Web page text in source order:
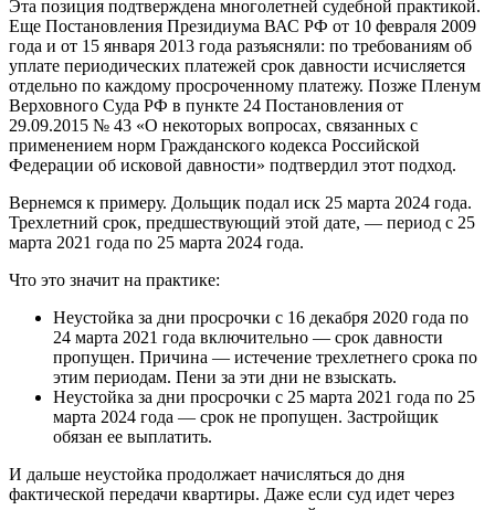
Эта позиция подтверждена многолетней судебной практикой.
Еще Постановления Президиума ВАС РФ от 10 февраля 2009
года и от 15 января 2013 года разъясняли: по требованиям об
уплате периодических платежей срок давности исчисляется
отдельно по каждому просроченному платежу. Позже Пленум
Верховного Суда РФ в пункте 24 Постановления от
29.09.2015 № 43 «О некоторых вопросах, связанных с
применением норм Гражданского кодекса Российской
Федерации об исковой давности» подтвердил этот подход.
Вернемся к примеру. Дольщик подал иск 25 марта 2024 года.
Трехлетний срок, предшествующий этой дате, — период с 25
марта 2021 года по 25 марта 2024 года.
Что это значит на практике:
Неустойка за дни просрочки с 16 декабря 2020 года по
24 марта 2021 года включительно — срок давности
пропущен. Причина — истечение трехлетнего срока по
этим периодам. Пени за эти дни не взыскать.
Неустойка за дни просрочки с 25 марта 2021 года по 25
марта 2024 года — срок не пропущен. Застройщик
обязан ее выплатить.
И дальше неустойка продолжает начисляться до дня
фактической передачи квартиры. Даже если суд идет через